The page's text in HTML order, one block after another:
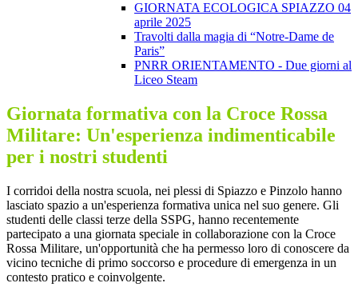
GIORNATA ECOLOGICA SPIAZZO 04
aprile 2025
Travolti dalla magia di “Notre-Dame de
Paris”
PNRR ORIENTAMENTO - Due giorni al
Liceo Steam
Giornata formativa con la Croce Rossa
Militare: Un'esperienza indimenticabile
per i nostri studenti
I corridoi della nostra scuola, nei plessi di Spiazzo e Pinzolo hanno
lasciato spazio a un'esperienza formativa unica nel suo genere. Gli
studenti delle classi terze della SSPG, hanno recentemente
partecipato a una giornata speciale in collaborazione con la Croce
Rossa Militare, un'opportunità che ha permesso loro di conoscere da
vicino tecniche di primo soccorso e procedure di emergenza in un
contesto pratico e coinvolgente.